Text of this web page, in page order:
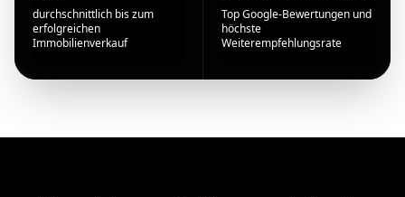
durchschnittlich bis zum
erfolgreichen
Immobilienverkauf
Top Google-Bewertungen und
höchste
Weiterempfehlungsrate